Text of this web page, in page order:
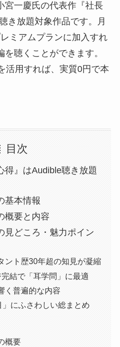
宮一慶氏の代表作『社長
き放題対象作品です。月
ミアムプランに加入すれ
聴くことができます。
活用すれば、実質0円で本
目次
得』はAudible聴き放題
基本情報
概要と内容
見どころ・魅力ポイン
ント歴30年超の知見が凝縮
結で「耳学問」に最適
く普遍的な内容
」にふさわしい総まとめ
概要